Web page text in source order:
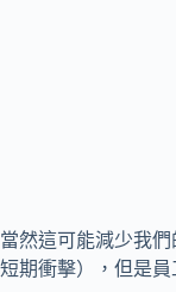
當然這可能減少我
短期衝擊），但是員